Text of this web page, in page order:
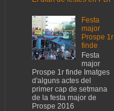
Festa
major
Prospe 1r
finde
Festa
major
Prospe 1r finde Imatges
d'alguns actes del
primer cap de setmana
de la festa major de
Prospe 2016